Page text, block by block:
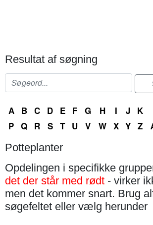
Resultat af søgning
A B C D E F G H I J K
P Q R S T U V W X Y Z
Potteplanter
Opdelingen i specifikke
det der står med rødt - virker
men det kommer snart. Brug
søgefeltet eller vælg herunder